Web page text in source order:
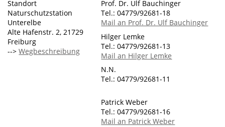
Standort
Naturschutzstation
Unterelbe
Alte Hafenstr. 2, 21729
Freiburg
-->Wegbeschreibung
Prof. Dr. Ulf Bauchinger
Tel.: 04779/92681-18
Mail an Prof. Dr. Ulf Bauchinger
Hilger Lemke
Tel.: 04779/92681-13
Mail an Hilger Lemke
N.N.
Tel.: 04779/92681-11
Patrick Weber
Tel.: 04779/92681-16
Mail an Patrick Weber